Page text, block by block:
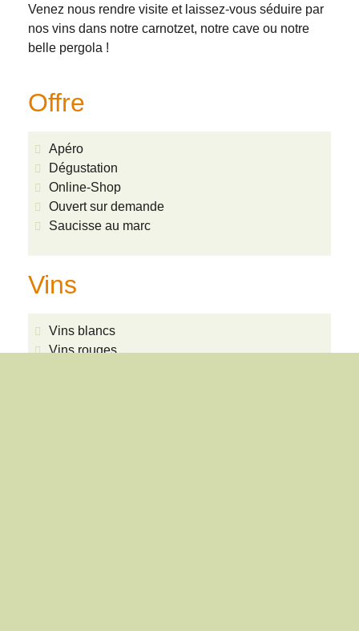
Venez nous rendre visite et laissez-vous séduire par
nos vins dans notre carnotzet, notre cave ou notre
belle pergola !
Offre
Apéro
Dégustation
Online-Shop
Ouvert sur demande
Saucisse au marc
Vins
Vins blancs
Vins rouges